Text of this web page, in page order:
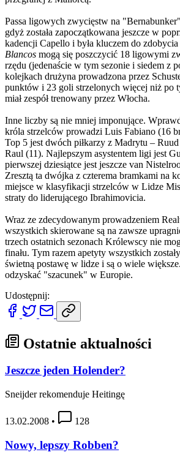
Passa ligowych zwycięstw na
gdyż została zapoczątkowana jeszcze w
kadencji Capello i była kluczem do
Blancos mogą się poszczycić 18 ligowymi
rzędu (jedenaście w tym sezonie i siedem z
kolejkach drużyna prowadzona przez
punktów i 23 goli strzelonych więcej niż po
miał zespół trenowany przez Włocha.
Inne liczby są nie mniej imponujące.
króla strzelców prowadzi Luis Fabiano (16
Top 5 jest dwóch piłkarzy z Madrytu –
Raul (11). Najlepszym asystentem ligi jest
pierwszej dziesiątce jest jeszcze van
Zresztą ta dwójka z czterema bramkami na
miejsce w klasyfikacji strzelców w Lidze
straty do liderującego Ibrahimovicia.
Wraz ze zdecydowanym prowadzeniem
wszystkich skierowane są na zawsze
trzech ostatnich sezonach Królewscy nie
finału. Tym razem apetyty wszystkich
świetną postawę w lidze i są o wiele
odzyskać "szacunek" w Europie.
Udostępnij:
Ostatnie aktualności
Jeszcze jeden Holender?
Sneijder rekomenduje Heitingę
13.02.2008 • 128
Nowy, lepszy Robben?